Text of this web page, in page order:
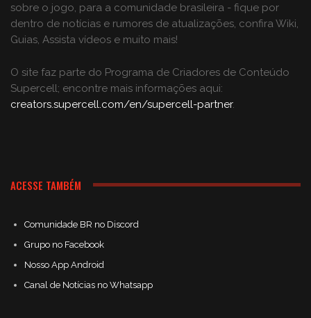
sobre o jogo, para a comunidade brasileira - fique por
dentro de notícias e rumores de atualizações, confira Wiki,
Guias, Assista vídeos e muito mais!
O site faz parte do Programa de Criadores de Conteúdo
Supercell; encontre mais informações aqui:
creators.supercell.com/en/supercell-partner.
ACESSE TAMBÉM
Comunidade BR no Discord
Grupo no Facebook
Nosso App Android
Canal de Notícias no Whatsapp